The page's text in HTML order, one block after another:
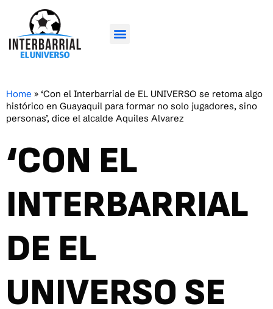
Home » ‘Con el Interbarrial de EL UNIVERSO se retoma algo
histórico en Guayaquil para formar no solo jugadores, sino
personas’, dice el alcalde Aquiles Alvarez
‘CON EL
INTERBARRIAL
DE EL
UNIVERSO SE